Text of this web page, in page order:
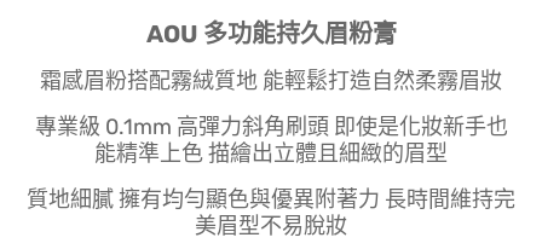
AOU 多功能持久眉粉膏
霜感眉粉搭配霧絨質地 能輕鬆打造自然柔霧眉妝
專業級 0.1mm 高彈力斜角刷頭 即使是化妝新手也
能精準上色 描繪出立體且細緻的眉型
質地細膩 擁有均勻顯色與優異附著力 長時間維持完
美眉型不易脫妝